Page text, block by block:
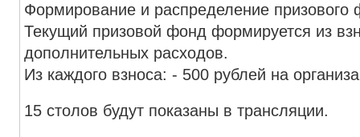
Формирование и распределение призового
Текущий призовой фонд формируется из
дополнительных расходов.
Из каждого взноса: - 500 рублей на
15 столов будут показаны в трансляции.